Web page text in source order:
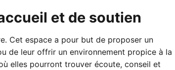
et de soutien
Cet espace a pour but de proposer un
de leur offrir un environnement propice à la
elles pourront trouver écoute, conseil et